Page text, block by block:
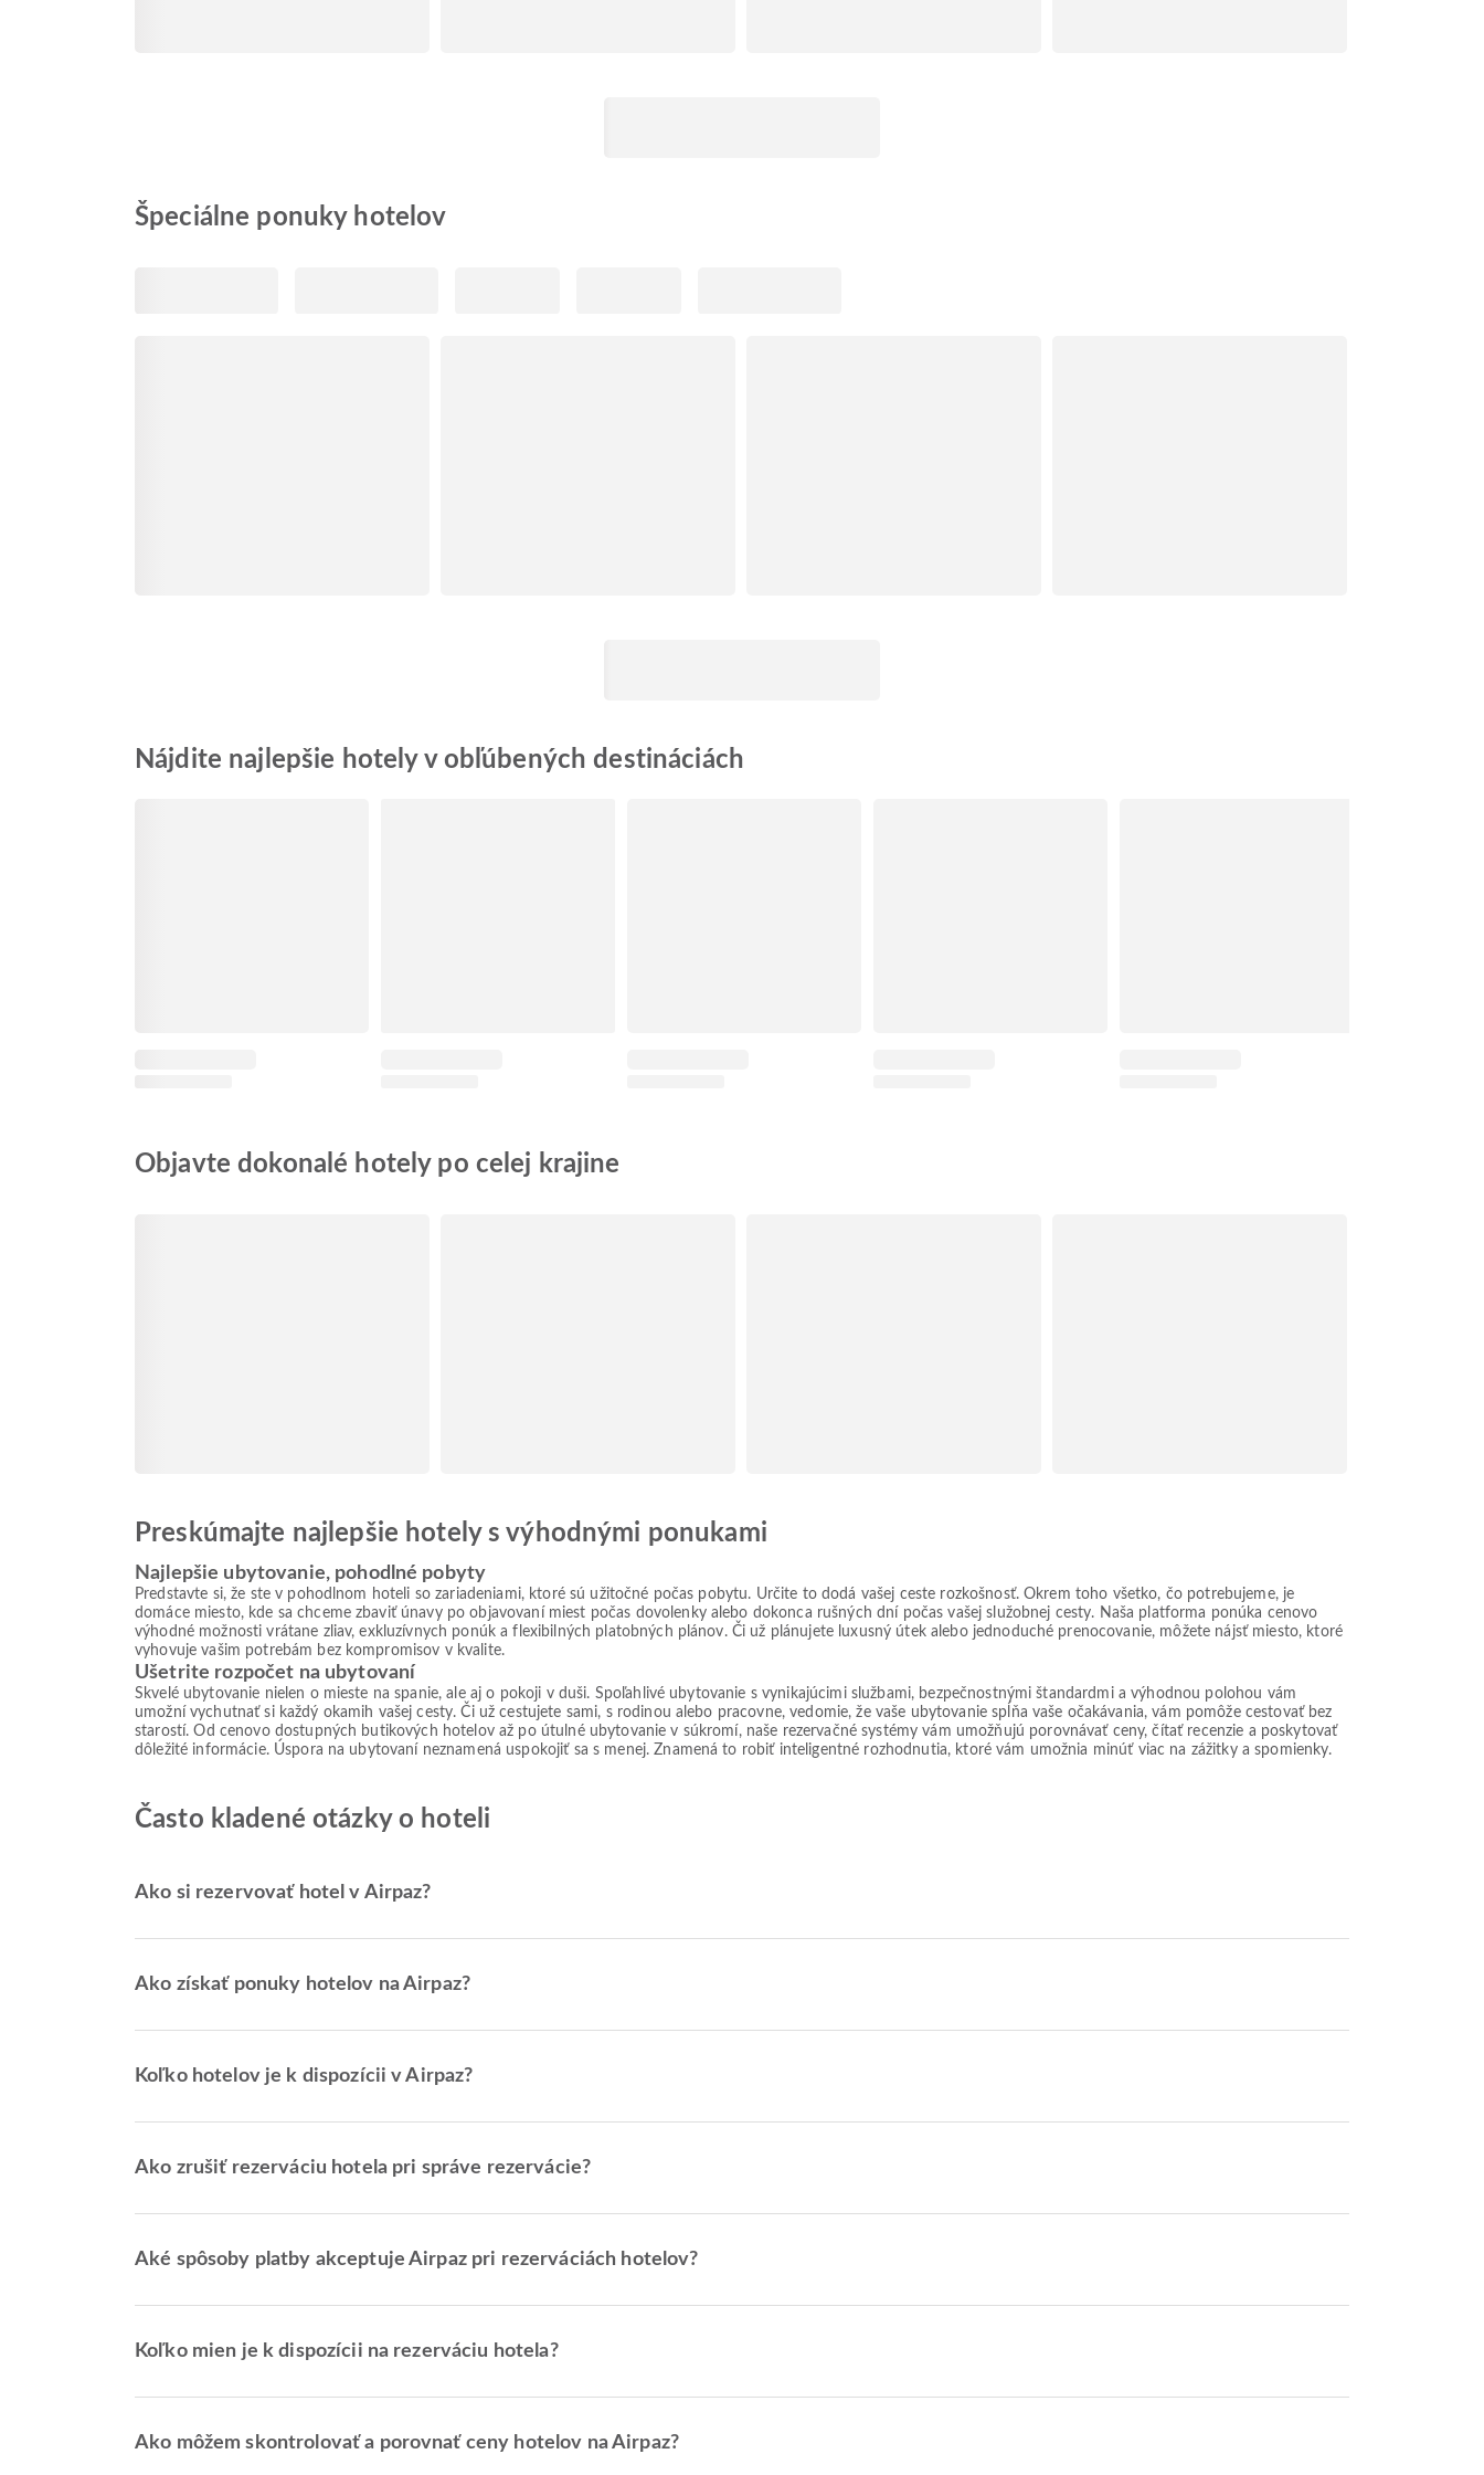
Špeciálne ponuky hotelov
Nájdite najlepšie hotely v obľúbených destináciách
Objavte dokonalé hotely po celej krajine
Preskúmajte najlepšie hotely s výhodnými ponukami
Najlepšie ubytovanie, pohodlné pobyty
Predstavte si, že ste v pohodlnom hoteli so zariadeniami, ktoré sú užitočné počas pobytu. Určite to dodá vašej ceste rozkošnosť. Okrem toho všetko, čo potrebujeme, je
domáce miesto, kde sa chceme zbaviť únavy po objavovaní miest počas dovolenky alebo dokonca rušných dní počas vašej služobnej cesty. Naša platforma ponúka cenovo
výhodné možnosti vrátane zliav, exkluzívnych ponúk a flexibilných platobných plánov. Či už plánujete luxusný útek alebo jednoduché prenocovanie, môžete nájsť miesto, ktoré
vyhovuje vašim potrebám bez kompromisov v kvalite.
Ušetrite rozpočet na ubytovaní
Skvelé ubytovanie nielen o mieste na spanie, ale aj o pokoji v duši. Spoľahlivé ubytovanie s vynikajúcimi službami, bezpečnostnými štandardmi a výhodnou polohou vám
umožní vychutnať si každý okamih vašej cesty. Či už cestujete sami, s rodinou alebo pracovne, vedomie, že vaše ubytovanie spĺňa vaše očakávania, vám pomôže cestovať bez
starostí. Od cenovo dostupných butikových hotelov až po útulné ubytovanie v súkromí, naše rezervačné systémy vám umožňujú porovnávať ceny, čítať recenzie a poskytovať
dôležité informácie. Úspora na ubytovaní neznamená uspokojiť sa s menej. Znamená to robiť inteligentné rozhodnutia, ktoré vám umožnia minúť viac na zážitky a spomienky.
Často kladené otázky o hoteli
Ako si rezervovať hotel v Airpaz?
Ako získať ponuky hotelov na Airpaz?
Koľko hotelov je k dispozícii v Airpaz?
Ako zrušiť rezerváciu hotela pri správe rezervácie?
Aké spôsoby platby akceptuje Airpaz pri rezerváciách hotelov?
Koľko mien je k dispozícii na rezerváciu hotela?
Ako môžem skontrolovať a porovnať ceny hotelov na Airpaz?